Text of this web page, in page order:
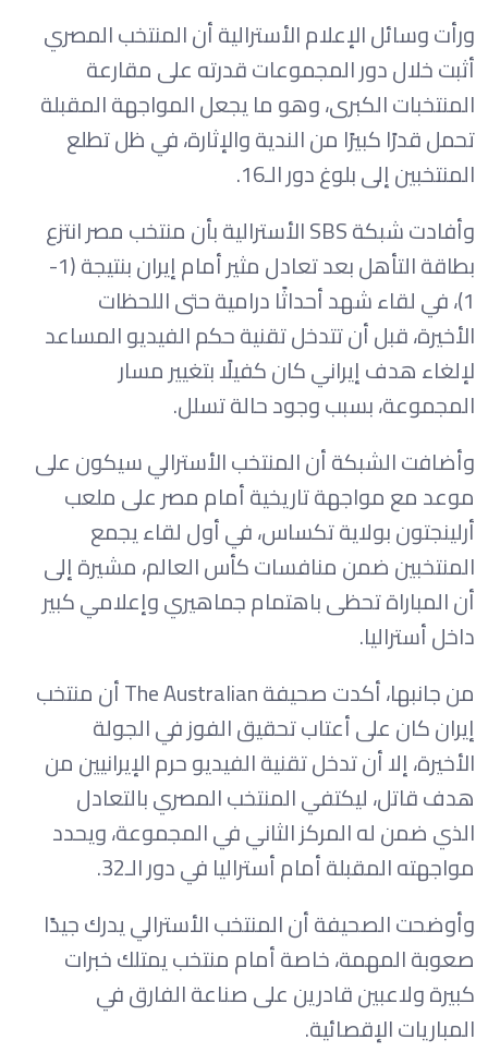
ورأت وسائل الإعلام الأسترالية أن المنتخب المصري
أثبت خلال دور المجموعات قدرته على مقارعة
المنتخبات الكبرى، وهو ما يجعل المواجهة المقبلة
تحمل قدرًا كبيرًا من الندية والإثارة، في ظل تطلع
المنتخبين إلى بلوغ دور الـ16.
وأفادت شبكة SBS الأسترالية بأن منتخب مصر انتزع
بطاقة التأهل بعد تعادل مثير أمام إيران بنتيجة (1-
1)، في لقاء شهد أحداثًا درامية حتى اللحظات
الأخيرة، قبل أن تتدخل تقنية حكم الفيديو المساعد
لإلغاء هدف إيراني كان كفيلًا بتغيير مسار
المجموعة، بسبب وجود حالة تسلل.
وأضافت الشبكة أن المنتخب الأسترالي سيكون على
موعد مع مواجهة تاريخية أمام مصر على ملعب
أرلينجتون بولاية تكساس، في أول لقاء يجمع
المنتخبين ضمن منافسات كأس العالم، مشيرة إلى
أن المباراة تحظى باهتمام جماهيري وإعلامي كبير
داخل أستراليا.
من جانبها، أكدت صحيفة The Australian أن منتخب
إيران كان على أعتاب تحقيق الفوز في الجولة
الأخيرة، إلا أن تدخل تقنية الفيديو حرم الإيرانيين من
هدف قاتل، ليكتفي المنتخب المصري بالتعادل
الذي ضمن له المركز الثاني في المجموعة، ويحدد
مواجهته المقبلة أمام أستراليا في دور الـ32.
وأوضحت الصحيفة أن المنتخب الأسترالي يدرك جيدًا
صعوبة المهمة، خاصة أمام منتخب يمتلك خبرات
كبيرة ولاعبين قادرين على صناعة الفارق في
المباريات الإقصائية.